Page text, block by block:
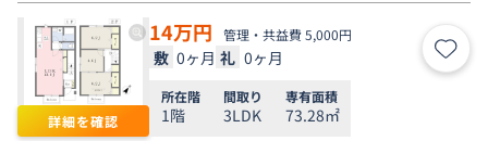
詳細を確認
14万円 管理・共益費 5,000円
敷 0ヶ月 礼 0ヶ月 お気
所在階
1階
間取り
3LDK
専有面積
73.28㎡